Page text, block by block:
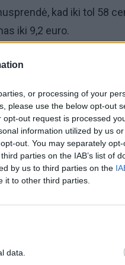
or processing of your
please use the below opt-out
out request is processed
information utilized by us
out. You may separately
parties on the IAB’s list of
by us to third parties on the
it to other third parties.
data.
kad iki tol 58
iki 9,2 euro.
todėl jie ir toliau
sausį neskundžiama
yra neteisėtas ir
registravo
numatytas visiems